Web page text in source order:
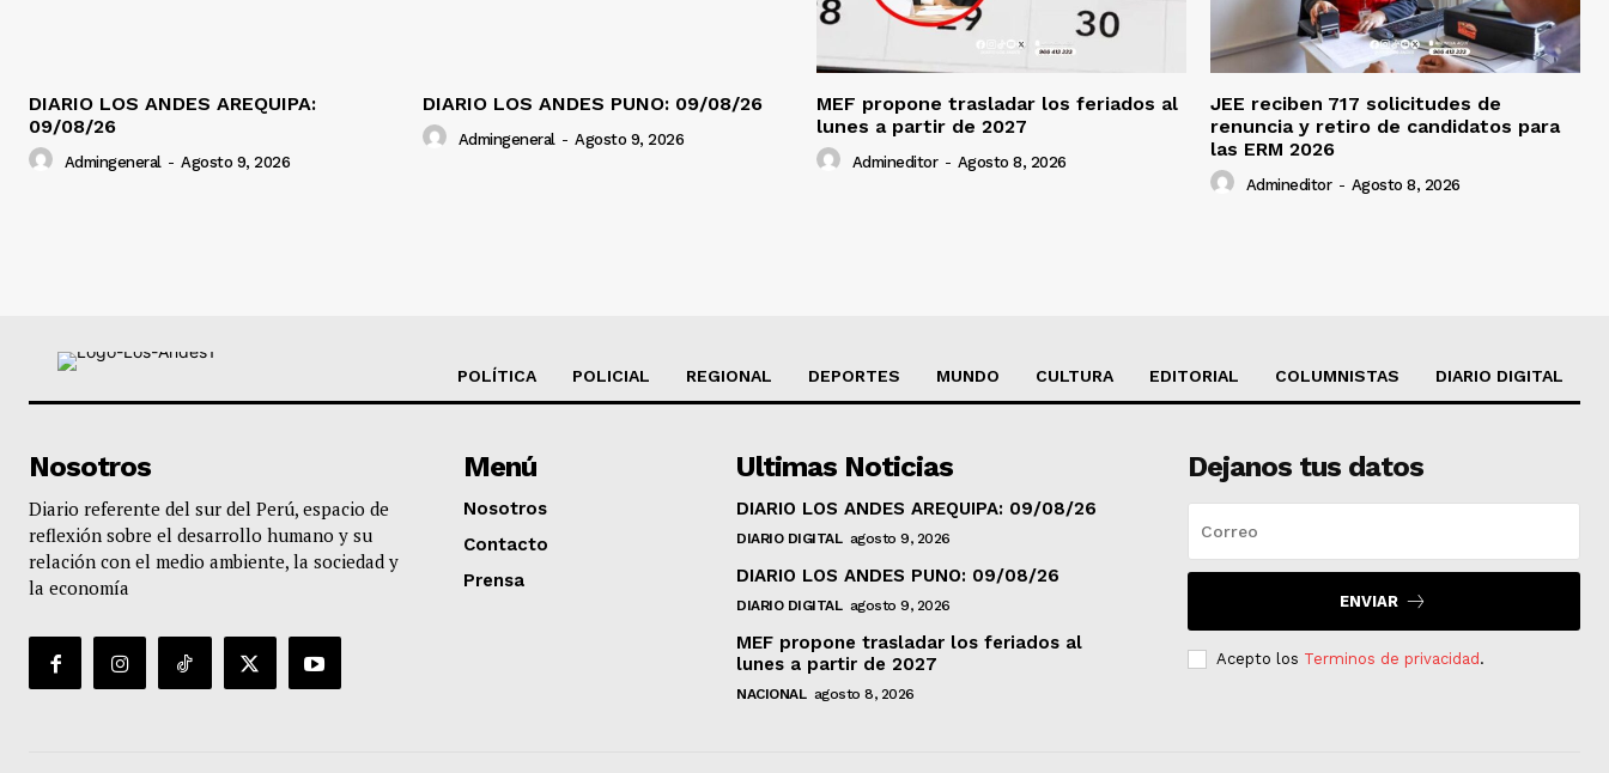
DIARIO LOS ANDES AREQUIPA:
09/08/26
Admingeneral - Agosto 9, 2026
DIARIO LOS ANDES PUNO: 09/08/26
Admingeneral - Agosto 9, 2026
MEF propone trasladar los feriados al
lunes a partir de 2027
Admineditor - Agosto 8, 2026
JEE reciben 717 solicitudes de
renuncia y retiro de candidatos para
las ERM 2026
Admineditor - Agosto 8, 2026
POLÍTICA POLICIAL REGIONAL DEPORTES MUNDO CULTURA EDITORIAL COLUMNISTAS DIARIO DIGITAL
Nosotros
Diario referente del sur del Perú, espacio de
reflexión sobre el desarrollo humano y su
relación con el medio ambiente, la sociedad y
la economía
Menú
Nosotros
Contacto
Prensa
Ultimas Noticias
DIARIO LOS ANDES AREQUIPA: 09/08/26
DIARIO DIGITAL agosto 9, 2026
DIARIO LOS ANDES PUNO: 09/08/26
DIARIO DIGITAL agosto 9, 2026
MEF propone trasladar los feriados al
lunes a partir de 2027
NACIONAL agosto 8, 2026
Dejanos tus datos
ENVIAR
Acepto los Terminos de privacidad .